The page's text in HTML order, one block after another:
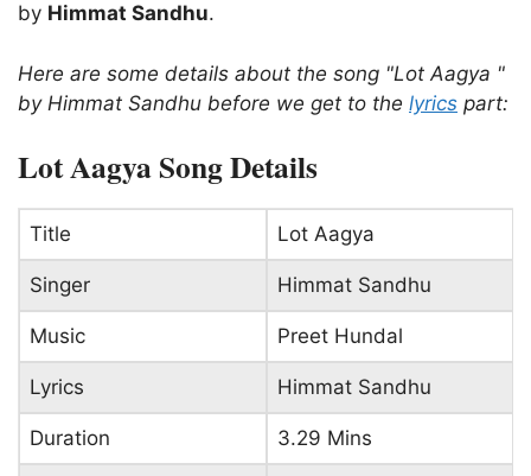
by Himmat Sandhu.
Here are some details about the song "Lot Aagya "
by Himmat Sandhu before we get to the lyrics part:
Lot Aagya Song Details
Title Lot Aagya
Singer Himmat Sandhu
Music Preet Hundal
Lyrics Himmat Sandhu
Duration 3.29 Mins